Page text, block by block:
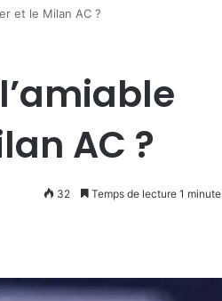
et le Milan AC ?
AC ?
32 Temps de lecture 1 minute